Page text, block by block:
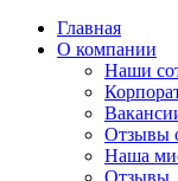
Главная
О компании
Наши
Отзывы
Наша
Отзывы